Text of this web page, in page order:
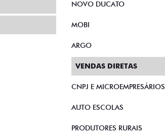
NOVO DUCATO
MOBI
ARGO
VENDAS DIRETAS
CNPJ E MICROEMPRESÁRIOS
AUTO ESCOLAS
PRODUTORES RURAIS